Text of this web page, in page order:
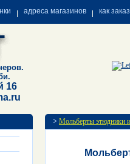
адреса магазинов как
16
> Мольберты этюдники